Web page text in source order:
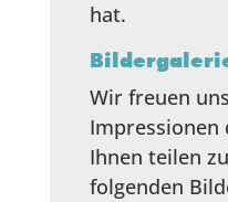
hat.
Wir freuen
Impressionen
Ihnen teilen
folgenden